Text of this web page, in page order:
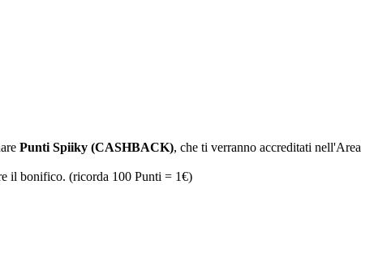
Punti Spiiky (CASHBACK), che ti verranno accreditati nell'Area
il bonifico. (ricorda 100 Punti = 1€)